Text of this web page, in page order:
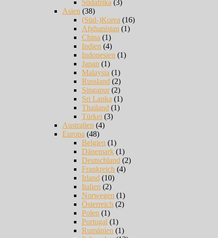
Südafrika (3)
Asien (38)
(Süd-)Korea (16)
Afghanistan (1)
China (1)
Indien (4)
Indonesien (1)
Japan (1)
Malaysia (1)
Russland (2)
Singapur(2)
Sri Lanka (1)
Thailand (1)
Türkei (3)
Australien (4)
Europa (48)
Belgien (1)
Dänemark (1)
Deutschland (2)
Frankreich (4)
Irland (10)
Italien (2)
Norwegen (1)
Österreich (2)
Polen (1)
Portugal (1)
Rumänien (1)